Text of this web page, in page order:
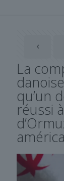
La
qu’un
réussi